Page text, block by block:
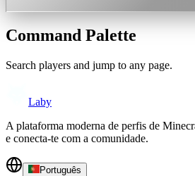
Command Palette
Search players and jump to any page.
Laby
A plataforma moderna de perfis de
e conecta-te com a comunidade.
Português